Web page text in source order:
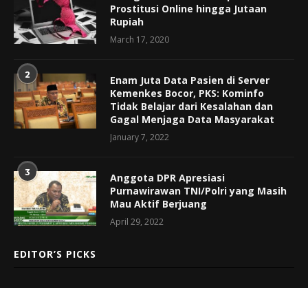
Prostitusi Online hingga Jutaan
Rupiah
March 17, 2020
2
Enam Juta Data Pasien di Server
Kemenkes Bocor, PKS: Kominfo
Tidak Belajar dari Kesalahan dan
Gagal Menjaga Data Masyarakat
January 7, 2022
3
Anggota DPR Apresiasi
Purnawirawan TNI/Polri yang Masih
Mau Aktif Berjuang
April 29, 2022
EDITOR’S PICKS